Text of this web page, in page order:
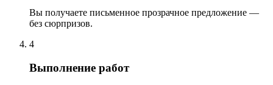
Вы получаете письменное прозрачное предложение —
без сюрпризов.
4
Выполнение работ